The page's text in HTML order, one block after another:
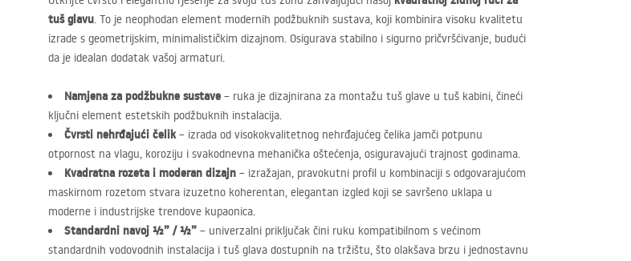
tuš glavu. To je neophodan element modernih podžbuknih sustava, koji kombinira visoku kvalitetu
izrade s geometrijskim, minimalističkim dizajnom. Osigurava stabilno i sigurno pričvršćivanje, budući
da je idealan dodatak vašoj armaturi.
Namjena za podžbukne sustave – ruka je dizajnirana za montažu tuš glave u tuš kabini, čineći
ključni element estetskih podžbuknih instalacija.
Čvrsti nehrđajući čelik– izrada od visokokvalitetnog nehrđajućeg čelika jamči potpunu
otpornost na vlagu, koroziju i svakodnevna mehanička oštećenja, osiguravajući trajnost godinama.
Kvadratna rozeta i moderan dizajn – izražajan, pravokutni profil u kombinaciji s odgovarajućom
maskirnom rozetom stvara izuzetno koherentan, elegantan izgled koji se savršeno uklapa u
moderne i industrijske trendove kupaonica.
Standardni navoj ½” / ½” – univerzalni priključak čini ruku kompatibilnom s većinom
standardnih vodovodnih instalacija i tuš glava dostupnih na tržištu, što olakšava brzu i jednostavnu